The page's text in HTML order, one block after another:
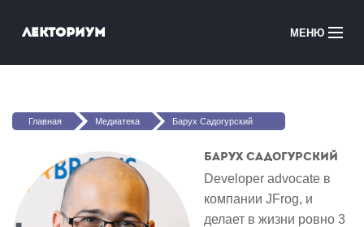
Лекториум МЕНЮ
Медиатека
Онлайн-школы
Вы здесь
Главная Медиатека Барух Садогурский
Барух Садогурский
Developer advocate в
компании JFrog, и
делает в жизни ровно 3